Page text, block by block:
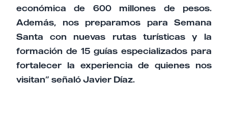
económica de 600 millones de pesos.
Además, nos preparamos para Semana
Santa con nuevas rutas turísticas y la
formación de 15 guías especializados para
fortalecer la experiencia de quienes nos
visitan” señaló Javier Díaz.